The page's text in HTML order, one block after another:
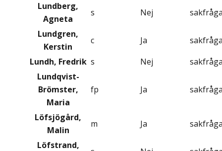
Lundberg,
Agneta
s Nej
Lundgren,
Kerstin
c Ja
Lundh, Fredrik s Nej
Lundqvist-
Brömster,
Maria
fp Ja
Löfsjögård,
Malin
m Ja
Löfstrand,